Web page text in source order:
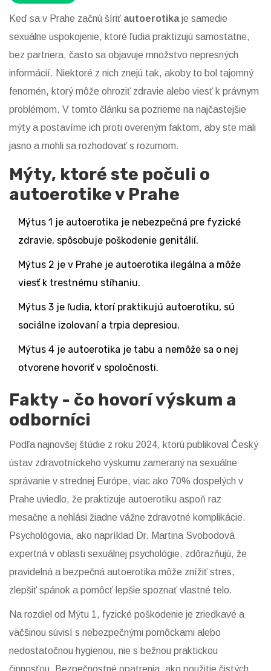
Keď sa v Prahe začnú šíriť autoerotikaje samedie
sexuálne uspokojenie, ktoré ľudia praktizujú samostatne,
bez partnera, často sa objavuje množstvo nepresných
informácií. Niektoré z nich znejú tak, akoby to bol tajomný
fenomén, ktorý môže ohroziť zdravie alebo viesť k právnym
problémom. V tomto článku sa pozrieme na najčastejšie
mýty a postavíme ich proti overeným faktom, aby ste mali
jasno a mohli sa rozhodovať s rozumom.
Mýty, ktoré ste počuli o
autoerotike v Prahe
Mýtus 1 je autoerotika je nebezpečná pre fyzické
zdravie, spôsobuje poškodenie genitálií.
Mýtus 2 je v Prahe je autoerotika ilegálna a môže
viesť k trestnému stíhaniu.
Mýtus 3 je ľudia, ktorí praktikujú autoerotiku, sú
sociálne izolovaní a trpia depresiou.
Mýtus 4 je autoerotika je tabu a nemôže sa o nej
otvorene hovoriť v spoločnosti.
Fakty - čo hovorí výskum a
odborníci
Podľa najnovšej štúdie z roku 2024, ktorú publikoval Český
ústav zdravotníckeho výskumu zameraný na sexuálne
správanie v strednej Európe, viac ako 70% dospelých v
Prahe uviedlo, že praktizuje autoerotiku aspoň raz
mesačne a nehlási žiadne vážne zdravotné komplikácie.
Psychológovia, ako napríklad Dr. Martina Svobodová
expertná v oblasti sexuálnej psychológie, zdôrazňujú, že
pravidelná a bezpečná autoerotika môže znížiť stres,
zlepšiť spánok a pomôcť lepšie spoznať vlastné telo.
Na rozdiel od Mýtu 1, fyzické poškodenie je zriedkavé a
väčšinou súvisí s nebezpečnými pomôckami alebo
nedostatočnou hygienou, nie s bežnou praktickou